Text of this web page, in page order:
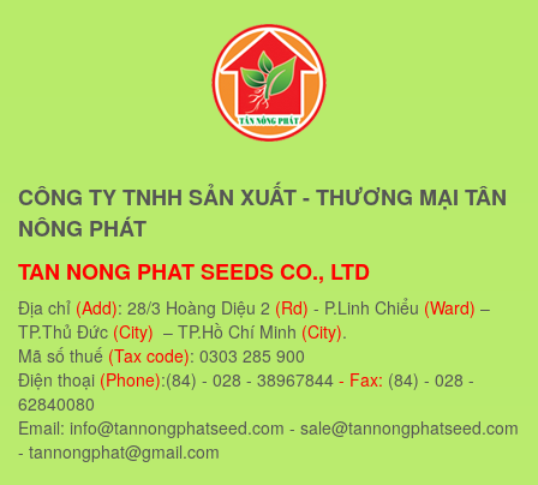
CÔNG TY TNHH SẢN XUẤT - THƯƠNG MẠI TÂN
NÔNG PHÁT
TAN NONG PHAT SEEDS CO., LTD
Địa chỉ (Add): 28/3 Hoàng Diệu 2 (Rd) - P.Linh Chiểu (Ward) –
TP.Thủ Đức (City) – TP.Hồ Chí Minh (City).
Mã số thuế (Tax code): 0303 285 900
Điện thoại (Phone):(84) - 028 - 38967844 - Fax: (84) - 028 -
62840080
Email: info@tannongphatseed.com - sale@tannongphatseed.com
- tannongphat@gmail.com